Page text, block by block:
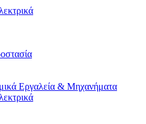
Εργαλεία & Μηχανήματα